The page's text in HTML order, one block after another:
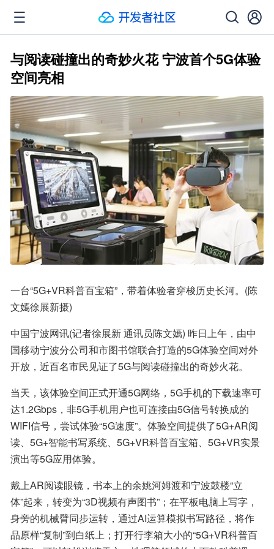
与阅读碰撞出的奇妙火花 宁波首个5G体验
空间亮相
一台“5G+VR科普百宝箱”，带着体验者穿梭历史长河。(陈
文嫣徐展新摄)
中国宁波网讯(记者徐展新 通讯员陈文嫣) 昨日上午，由中
国移动宁波分公司和市图书馆联合打造的5G体验空间对外
开放，近百名市民见证了5G与阅读碰撞出的奇妙火花。
当天，该体验空间正式开通5G网络，5G手机的下载速率可
达1.2Gbps，非5G手机用户也可连接由5G信号转换成的
WIFI信号，尝试体验“5G速度”。体验空间提供了5G+AR阅
读、5G+智能书写系统、5G+VR科普百宝箱、5G+VR实景
演出等5G应用体验。
戴上AR阅读眼镜，书本上的余姚河姆渡和宁波鼓楼“立
体”起来，转变为“3D视频有声图书”；在平板电脑上写字，
身旁的机械臂同步运转，通过AI运算模拟书写路径，将作
品原样“复制”到白纸上；打开行李箱大小的“5G+VR科普百